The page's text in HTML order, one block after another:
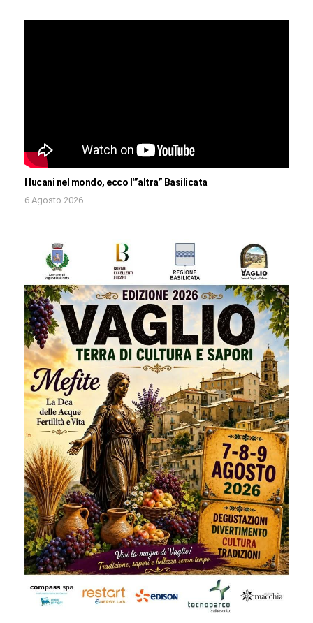
I lucani nel mondo, ecco l'”altra” Basilicata
6 Agosto 2026